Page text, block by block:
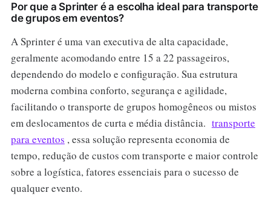
Por que a Sprinter é a escolha ideal para transporte
de grupos em eventos?
A Sprinter é uma van executiva de alta capacidade,
geralmente acomodando entre 15 a 22 passageiros,
dependendo do modelo e configuração. Sua estrutura
moderna combina conforto, segurança e agilidade,
facilitando o transporte de grupos homogêneos ou mistos
em deslocamentos de curta e média distância. transporte
para eventos , essa solução representa economia de
tempo, redução de custos com transporte e maior controle
sobre a logística, fatores essenciais para o sucesso de
qualquer evento.